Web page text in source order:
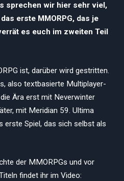
sprechen wir hier sehr viel,
erste MMORPG, das je
es euch im zweiten Teil
ist, darüber wird gestritten.
also textbasierte Multiplayer-
Ära erst mit Neverwinter
mit Meridian 59. Ultima
erste Spiel, das sich selbst als
der MMORPGs und vor
findet ihr im Video: